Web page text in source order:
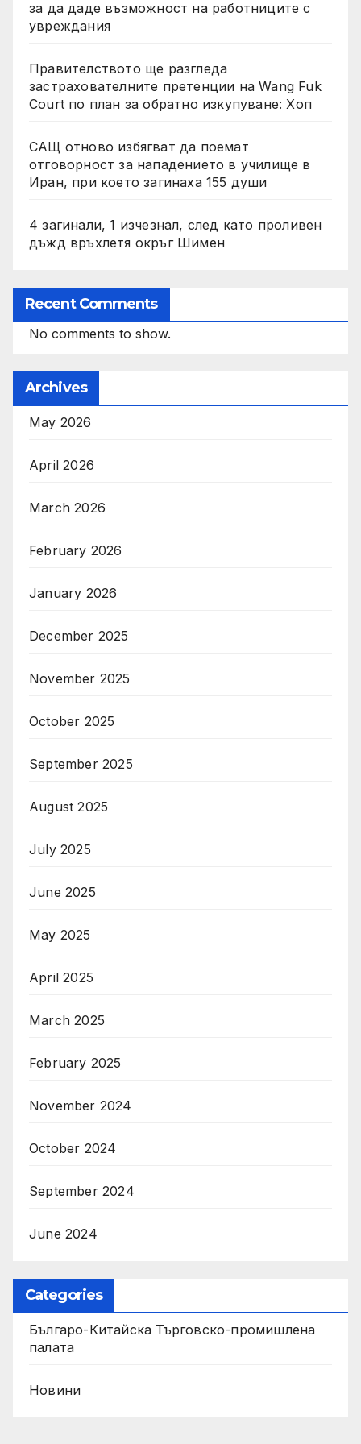
за да даде възможност на работниците с
увреждания
Правителството ще разгледа
застрахователните претенции на Wang Fuk
Court по план за обратно изкупуване: Хоп
САЩ отново избягват да поемат
отговорност за нападението в училище в
Иран, при което загинаха 155 души
4 загинали, 1 изчезнал, след като проливен
дъжд връхлетя окръг Шимен
Recent Comments
No comments to show.
Archives
May 2026
April 2026
March 2026
February 2026
January 2026
December 2025
November 2025
October 2025
September 2025
August 2025
July 2025
June 2025
May 2025
April 2025
March 2025
February 2025
November 2024
October 2024
September 2024
June 2024
Categories
Българо-Китайска Търговско-промишлена
палaта
Новини